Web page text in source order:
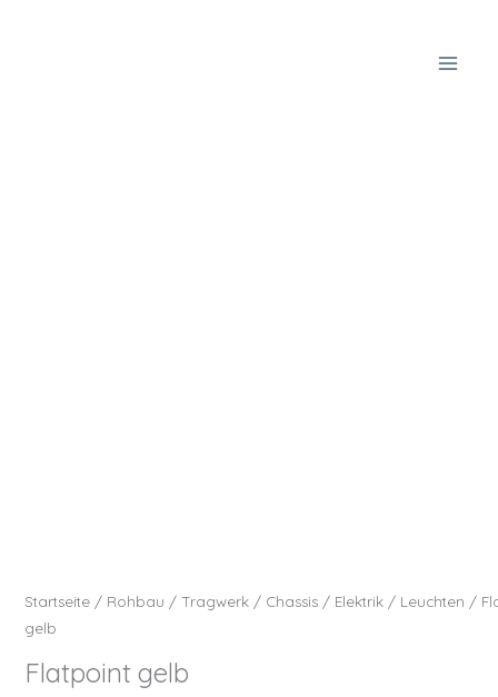
Startseite / Rohbau /Tragwerk / Chassis / Elektrik / Leuchten /
gelb
Flatpoint gelb